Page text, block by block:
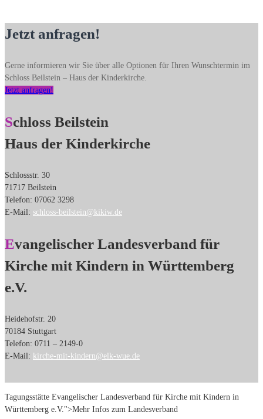
Jetzt anfragen!
Gerne informieren wir Sie über alle Optionen für Ihren Wunschtermin im
Schloss Beilstein – Haus der Kinderkirche.
Jetzt anfragen!
Schloss Beilstein
Haus der Kinderkirche
Schlossstr. 30
71717 Beilstein
Telefon: 07062 3298
E-Mail: schloss-beilstein@kikiw.de
Evangelischer Landesverband für
Kirche mit Kindern in Württemberg
e.V.
Heidehofstr. 20
70184 Stuttgart
Telefon: 0711 – 2149-0
E-Mail: kirche-mit-kindern@elk-wue.de
Tagungsstätte Evangelischer Landesverband für Kirche mit Kindern in
Württemberg e.V.">Mehr Infos zum Landesverband